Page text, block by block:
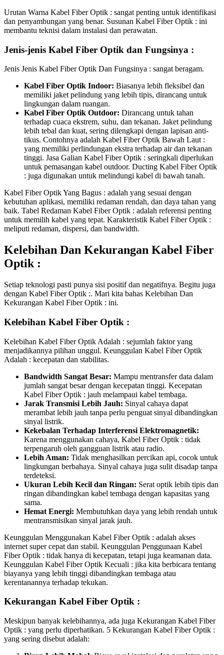
Urutan Warna Kabel Fiber Optik : sangat penting untuk identifikasi
dan penyambungan yang benar. Susunan Kabel Fiber Optik : ini
membantu teknisi dalam instalasi dan perawatan.
Jenis-jenis Kabel Fiber Optik dan Fungsinya :
Jenis Jenis Kabel Fiber Optik Dan Fungsinya : sangat beragam.
Kabel Fiber Optik Indoor: Biasanya lebih fleksibel dan
memiliki jaket pelindung yang lebih tipis, dirancang untuk
lingkungan dalam ruangan.
Kabel Fiber Optik Outdoor: Dirancang untuk tahan
terhadap cuaca ekstrem, suhu, dan tekanan. Jaket pelindung
lebih tebal dan kuat, sering dilengkapi dengan lapisan anti-
tikus. Contohnya adalah Kabel Fiber Optik Bawah Laut :
yang memiliki perlindungan ekstra terhadap air dan tekanan
tinggi. Jasa Galian Kabel Fiber Optik : seringkali diperlukan
untuk pemasangan kabel outdoor. Ducting Kabel Fiber Optik
: juga digunakan untuk melindungi kabel di bawah tanah.
Kabel Fiber Optik Yang Bagus : adalah yang sesuai dengan
kebutuhan aplikasi, memiliki redaman rendah, dan daya tahan yang
baik. Tabel Redaman Kabel Fiber Optik : adalah referensi penting
untuk memilih kabel yang tepat. Karakteristik Kabel Fiber Optik :
meliputi redaman, dispersi, dan bandwidth.
Kelebihan Dan Kekurangan Kabel Fiber
Optik :
Setiap teknologi pasti punya sisi positif dan negatifnya. Begitu juga
dengan Kabel Fiber Optik :. Mari kita bahas Kelebihan Dan
Kekurangan Kabel Fiber Optik : ini.
Kelebihan Kabel Fiber Optik :
Kelebihan Kabel Fiber Optik Adalah : sejumlah faktor yang
menjadikannya pilihan unggul. Keunggulan Kabel Fiber Optik
Adalah : kecepatan dan stabilitas.
Bandwidth Sangat Besar: Mampu mentransfer data dalam
jumlah sangat besar dengan kecepatan tinggi. Kecepatan
Kabel Fiber Optik : jauh melampaui kabel tembaga.
Jarak Transmisi Lebih Jauh: Sinyal cahaya dapat
merambat lebih jauh tanpa perlu penguat sinyal dibandingkan
sinyal listrik.
Kekebalan Terhadap Interferensi Elektromagnetik:
Karena menggunakan cahaya, Kabel Fiber Optik : tidak
terpengaruh oleh gangguan listrik atau radio.
Lebih Aman: Tidak menghasilkan percikan api, cocok untuk
lingkungan berbahaya. Sinyal cahaya juga sulit disadap tanpa
terdeteksi.
Ukuran Lebih Kecil dan Ringan: Serat optik lebih tipis dan
ringan dibandingkan kabel tembaga dengan kapasitas yang
sama.
Hemat Energi: Membutuhkan daya yang lebih rendah untuk
mentransmisikan sinyal jarak jauh.
Keunggulan Menggunakan Kabel Fiber Optik : adalah akses
internet super cepat dan stabil. Keunggulan Penggunaan Kabel
Fiber Optik : tidak hanya di kecepatan, tetapi juga keamanan data.
Keunggulan Kabel Fiber Optik Kecuali : jika kita berbicara tentang
biayanya yang lebih tinggi dibandingkan tembaga atau
kerentanannya terhadap tekukan.
Kekurangan Kabel Fiber Optik :
Meskipun banyak kelebihannya, ada juga Kekurangan Kabel Fiber
Optik : yang perlu diperhatikan. 5 Kekurangan Kabel Fiber Optik :
yang sering disebut adalah: